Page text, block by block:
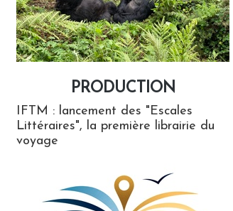
PRODUCTION
IFTM : lancement des "Escales
Littéraires", la première librairie du
voyage